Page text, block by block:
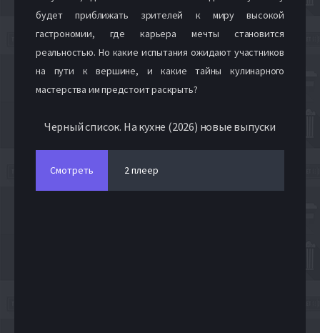
будет приближать зрителей к миру высокой
гастрономии, где карьера мечты становится
реальностью. Но какие испытания ожидают участников
на пути к вершине, и какие тайны кулинарного
мастерства им предстоит раскрыть?
Черный список. На кухне (2026) новые выпуски
Смотреть 2 плеер